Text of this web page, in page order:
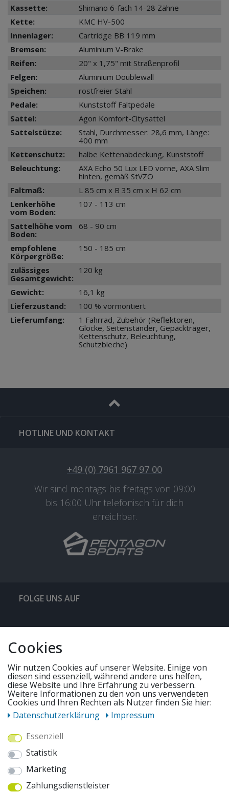
Kassette:
Shimano 6-fach 14-28 Zähne
Kette:
KMC HV-500
Innenlager:
Cartridge BB 119 mm
Bremsen:
Aluminium V-Brake
Reifen:
20" x 1,75" mit Straßenprofil
Felgen:
Aluminium Doublewall
Speichen:
rostfreier Stahl
Pedale:
Kunststoff Faltpedale
Sattel:
Agon Komfort-Citysattel
Sattelstütze:
Stahl, Durchmesser: 28,6 mm, Länge:
400 mm
Kettenschutz:
halbe Kettenabdeckung, Kunststoff
Beleuchtung:
AXA Echo 50 Lux LED vorne, AXA Slim
hinten, gemäß StVZO
Faltmaß:
L 85 cm x B 35 cm x H 62 cm
Lenkerhöhe
vom Boden:
107 - 113 cm
Sattelhöhe vom
Boden:
68 - 90 cm
empfohlene
Körpergröße:
150 - 185 cm
zulässiges
Gesamtgewicht:
120 kg
Gewicht:
16,1 kg
Lieferzustand:
100 % vormontiert
Lieferumfang:
1 Fahrrad, Zubehör (Reflektoren,
Glocke, Seitenständer, Gepäckträger,
Kettenschutz, Beleuchtung,
Schutzbleche)
HOTLINE UND KONTAKT
+49 (0) 7961 967 97 00
Wir sind montags bis freitags von 09:00
bis 16:00 Uhr telefonisch für dich
erreichbar.
FOLGE UNS AUF
QUICKLINKS & TIPPS
UNSERE ANGEBOTE
WIR VERSENDEN MIT
AUSZEICHNUNGEN & SICHERHEIT
Cookies
Wir nutzen Cookies auf unserer Website. Einige von
diesen sind essenziell, während andere uns helfen,
diese Website und Ihre Erfahrung zu verbessern.
Weitere Informationen zu den von uns verwendeten
Cookies und Ihren Rechten als Nutzer finden Sie hier:
Daten­schutz­erklärung
Impressum
Essenziell
Statistik
Marketing
Zahlungsdienstleister